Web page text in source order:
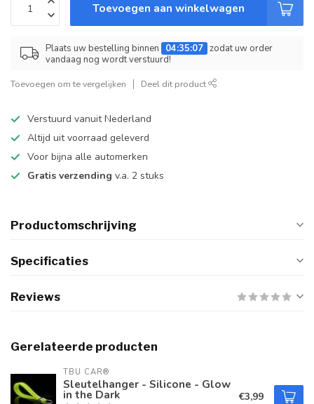
Toevoegen aan winkelwagen
Plaats uw bestelling binnen 04:35:07 zodat uw order
vandaag nog wordt verstuurd!
Toevoegen om te vergelijken Deel dit product
Verstuurd vanuit Nederland
Altijd uit voorraad geleverd
Voor bijna alle automerken
Gratis verzending v.a. 2 stuks
Productomschrijving
Specificaties
Reviews
Gerelateerde producten
TBU CAR®
Sleutelhanger - Silicone - Glow
in the Dark €3,99